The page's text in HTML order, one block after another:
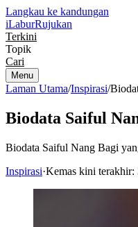
Langkau ke kandungan
iLaburRujukan
Terkini
Topik
Cari
Menu
Laman Utama/Inspirasi/
Biodata Saiful
Biodata Saiful Nang Bagi
Inspirasi·Kemas kini terakhir: